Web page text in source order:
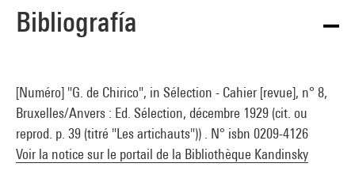
Bibliografía
[Numéro] "G. de Chirico", in Sélection - Cahier [revue], n° 8,
Bruxelles/Anvers : Ed. Sélection, décembre 1929 (cit. ou
reprod. p. 39 (titré "Les artichauts")) . N° isbn 0209-4126
Voir la notice sur le portail de la Bibliothèque Kandinsky